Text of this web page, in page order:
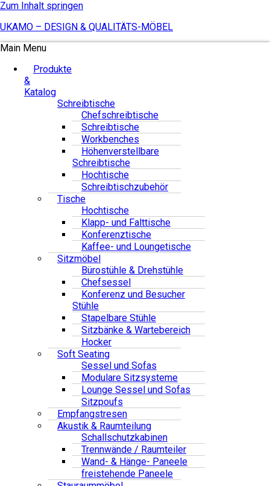
Zum Inhalt springen
UKAMO – DESIGN & QUALITÄTS-MÖBEL
Main Menu
Produkte
&
Katalog
Schreibtische
Chefschreibtische
Schreibtische
Workbenches
Höhenverstellbare
Schreibtische
Hochtische
Schreibtischzubehör
Tische
Hochtische
Klapp- und Falttische
Konferenztische
Kaffee- und Loungetische
Sitzmöbel
Bürostühle & Drehstühle
Chefsessel
Konferenz und Besucher
Stühle
Stapelbare Stühle
Sitzbänke & Wartebereich
Hocker
Soft Seating
Sessel und Sofas
Modulare Sitzsysteme
Lounge Sessel und Sofas
Sitzpoufs
Empfangstresen
Akustik & Raumteilung
Schallschutzkabinen
Trennwände / Raumteiler
Wand- & Hänge- Paneele
freistehende Paneele